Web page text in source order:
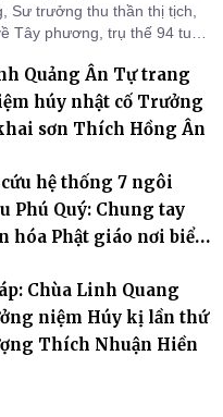
Sư trưởng thu thần thị tịch,
Tây phương, trụ thế 94 tuổi
Quảng Ân Tự trang
húy nhật cố Trưởng
sơn Thích Hồng Ân
hệ thống 7 ngôi
Phú Quý: Chung tay
hóa Phật giáo nơi biển
Chùa Linh Quang
niệm Húy kị lần thứ
Thích Nhuận Hiền